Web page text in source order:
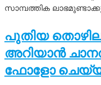
സാമ്പത്തിക
പുതിയ
അറിയാൻ
ഫോളോ